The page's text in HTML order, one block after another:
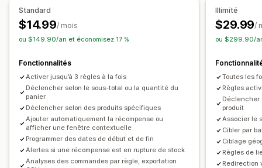
Frais supplémentaires
Personnalisation du processus de paiement
Réductions automatiques
Gestion des réductions
Conversion de devises
Analyses de données
Standard
$14.99/ mois
ou $149.90/an et économisez 17 %
Fonctionnalités
Activer jusqu’à 3 règles à la fois
Déclencher selon le sous-total ou la quantité du
panier
Déclencher selon des produits spécifiques
Ajouter automatiquement la récompense ou
afficher une fenêtre contextuelle
Programmer des dates de début et de fin
Alertes si une récompense est en rupture de stock
Analyses des commandes par règle, exportation
Illimité
$29.99/
ou $299.90/
Toutes les
Règles
Déclencher
produit
Associer le
Cibler par
Ciblage
Règles de
Redirection